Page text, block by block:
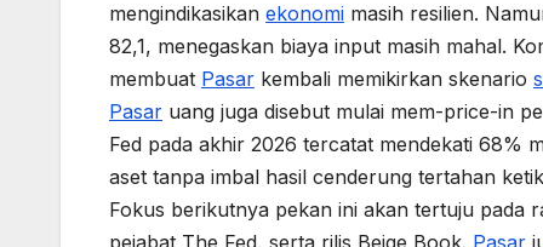
mengindikasikan ekonomi masih resilien.
82,1, menegaskan biaya input masih mahal.
membuat Pasar kembali memikirkan skenario
Pasar uang juga disebut mulai mem-price-in
Fed pada akhir 2026 tercatat mendekati 68%
aset tanpa imbal hasil cenderung tertahan
Fokus berikutnya pekan ini akan tertuju pada